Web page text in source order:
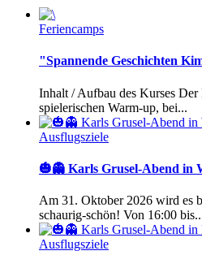
Feriencamps
"Spannende Geschichten
Inhalt / Aufbau des Kurses
spielerischen Warm-up, bei...
Ausflugsziele
🎃👻 Karls Grusel-Abend in
Am 31. Oktober 2026 wird es
schaurig-schön! Von 16:00
Ausflugsziele